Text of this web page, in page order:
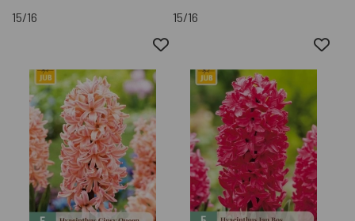
15/16 15/16